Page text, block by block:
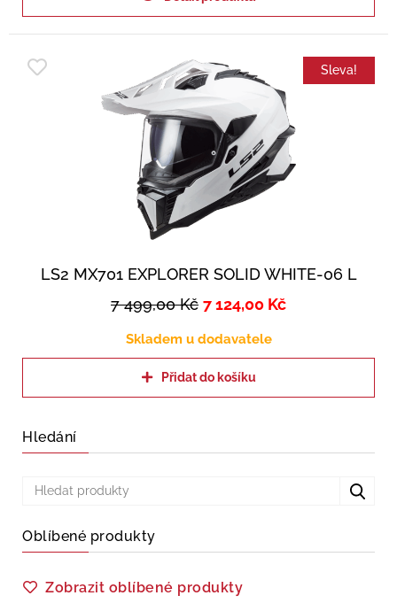
Sleva!
LS2 MX701 EXPLORER SOLID WHITE-06 L
7 499,00Kč 7 124,00 Kč
Skladem u dodavatele
Přidat do košíku
Hledání
Oblíbené produkty
Zobrazit oblíbené produkty